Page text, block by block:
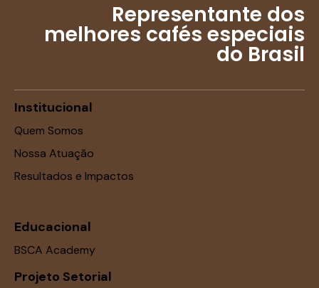
Representante dos
melhores cafés especiais
do Brasil
Institucional
Quem Somos
Nossa Atuação
Resultados e Impactos
Educacional
BSCA Academy
Projeto Setorial